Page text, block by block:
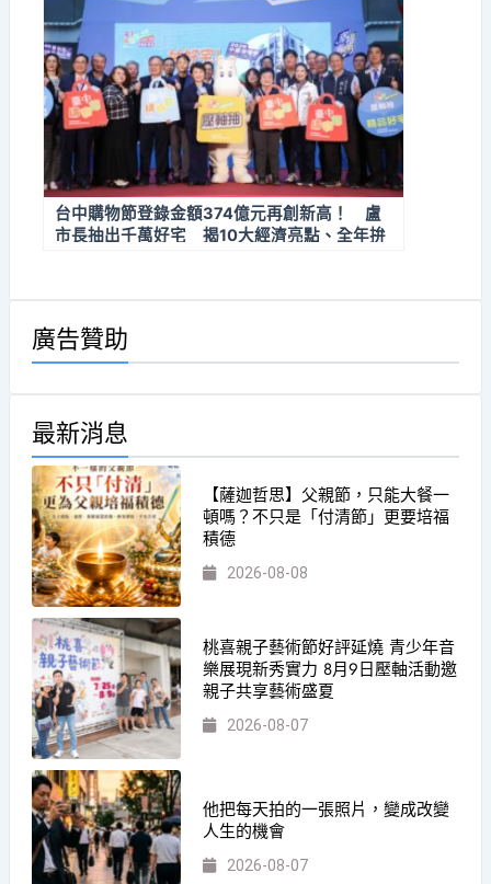
台中購物節登錄金額374億元再創新高！ 盧
市長抽出千萬好宅 揭10大經濟亮點、全年拚
廣告贊助
最新消息
【薩迦哲思】父親節，只能大餐一
頓嗎？不只是「付清節」更要培福
積德
2026-08-08
桃喜親子藝術節好評延燒 青少年音
樂展現新秀實力 8月9日壓軸活動邀
親子共享藝術盛夏
2026-08-07
他把每天拍的一張照片，變成改變
人生的機會
2026-08-07